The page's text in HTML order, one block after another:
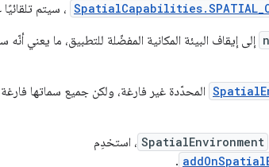
، سيتم
إلى إيقاف البيئة المكانية المفضّلة للتطبيق، ما يعني أنّه
SpatialEnvironment ، استخدِم
.